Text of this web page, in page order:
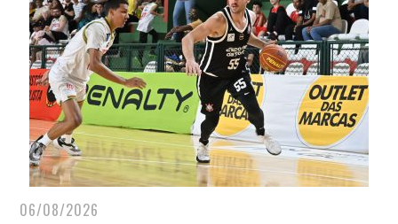
06/08/2026